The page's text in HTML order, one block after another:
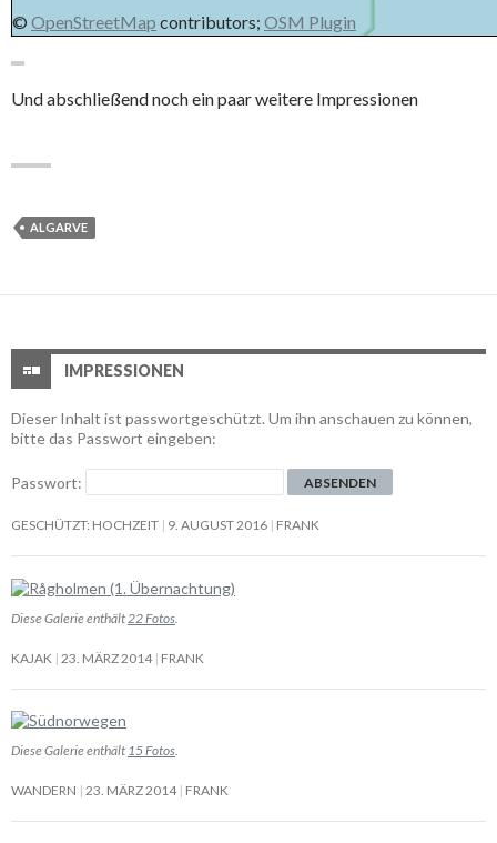
© OpenStreetMap contributors; OSM Plugin
Und abschließend noch ein paar weitere Impressionen
ALGARVE
IMPRESSIONEN
Dieser Inhalt ist passwortgeschützt. Um ihn anschauen zu können,
bitte das Passwort eingeben:
Passwort:
GESCHÜTZT: HOCHZEIT 9. AUGUST 2016 FRANK
Diese Galerie enthält 22 Fotos
KAJAK 23. MÄRZ 2014 FRANK
Diese Galerie enthält 15 Fotos.
WANDERN 23. MÄRZ 2014 FRANK